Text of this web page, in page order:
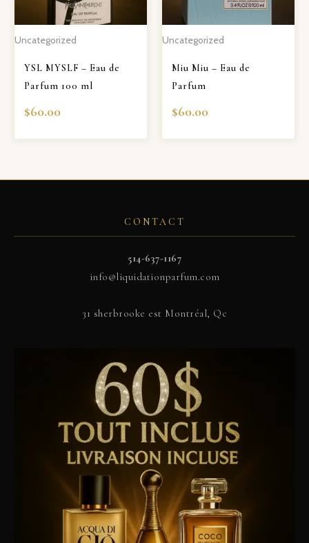
Uncategorized
YSL MYSLF – Eau de
Parfum 100 ml
$60.00
Uncategorized
Miu Miu – Eau de
Parfum
$60.00
CONTACT
514-637-1167
info@liquidationparfum.com
31 sherbrooke est Montréal, Qc